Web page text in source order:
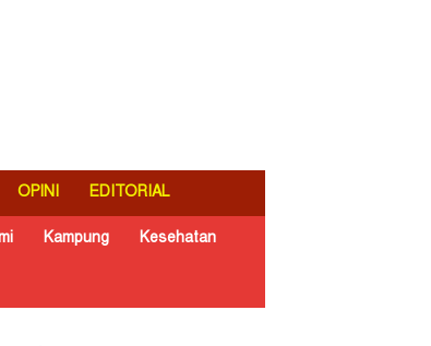
OPINI EDITORIAL
Kampung Kesehatan